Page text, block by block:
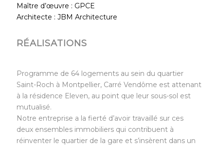
Maître d’œuvre : GPCE
Architecte : JBM Architecture
RÉALISATIONS
Programme de 64 logements au sein du quartier
Saint-Roch à Montpellier, Carré Vendôme est attenant
à la résidence Eleven, au point que leur sous-sol est
mutualisé.
Notre entreprise a la fierté d’avoir travaillé sur ces
deux ensembles immobiliers qui contribuent à
réinventer le quartier de la gare et s’insèrent dans un